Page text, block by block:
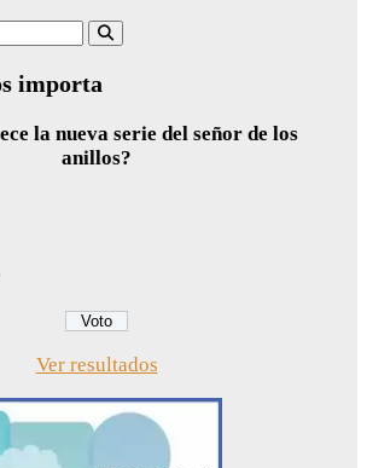
importa
la nueva serie del señor de los
anillos?
Ver resultados